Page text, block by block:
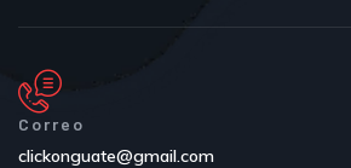
Correo
clickonguate@gmail.com